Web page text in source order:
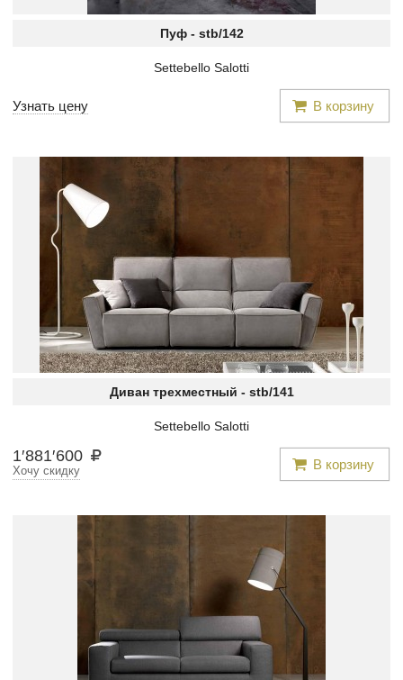
Пуф - stb/142
Settebello Salotti
Узнать цену В корзину
Диван трехместный - stb/141
Settebello Salotti
1′881′600 В корзину
Хочу скидку